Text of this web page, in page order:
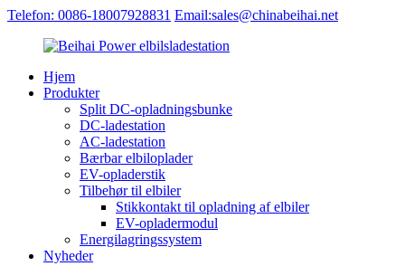
Telefon: 0086-18007928831 Email:sales@chinabeihai.net
Hjem
Produkter
Split DC-opladningsbunke
DC-ladestation
AC-ladestation
Bærbar elbiloplader
EV-opladerstik
Tilbehør til elbiler
Stikkontakt til opladning af elbiler
EV-opladermodul
Energilagringssystem
Nyheder